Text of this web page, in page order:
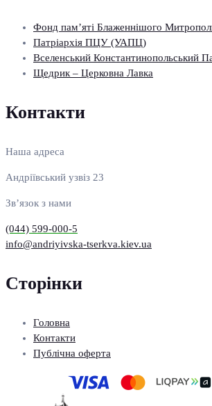
Фонд пам’яті Блаженнішого
Патріархія ПЦУ (УАПЦ)
Вселенський Константинопольський
Щедрик – Церковна Лавка
Контакти
Наша адреса
Андріївський узвіз 23
Зв’язок з нами
(044) 599-000-5
info@andriyivska-tserkva.kiev.ua
Сторінки
Головна
Контакти
Публічна оферта